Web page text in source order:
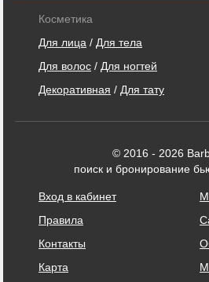
Косметика
Для лица / Для тела
Для волос / Для ногтей
Декоративная / Для тату
© 2016 - 2026
поиск и бронирование
Вход в кабинет
Правила
Контакты
Карта